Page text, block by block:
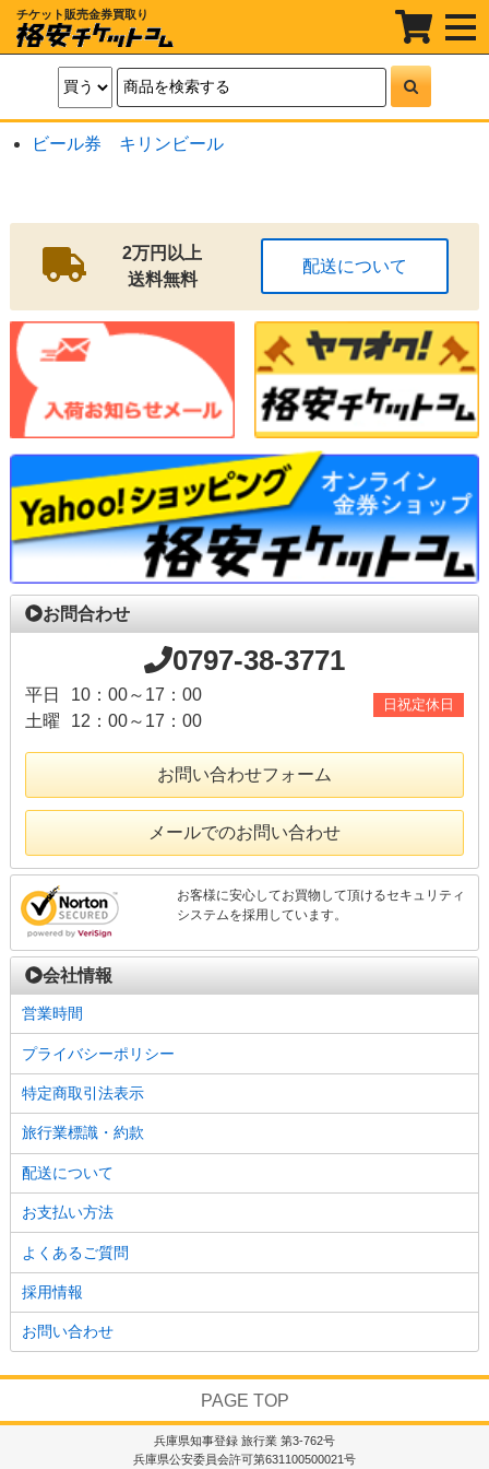
チケット販売金券買取り
t
o
g
n
ビール券 キリンビール
2万円以上
送料無料
配送について
お問合わせ
0797-38-3771
平日
10：00～17：00
土曜
12：00～17：00
日祝定休日
お問い合わせフォーム
メールでのお問い合わせ
お客様に安心してお買物して頂けるセキュリティ
システムを採用しています。
会社情報
営業時間
プライバシーポリシー
特定商取引法表示
旅行業標識・約款
配送について
お支払い方法
よくあるご質問
採用情報
お問い合わせ
PAGE TOP
兵庫県知事登録 旅行業 第3-762号
兵庫県公安委員会許可第631100500021号